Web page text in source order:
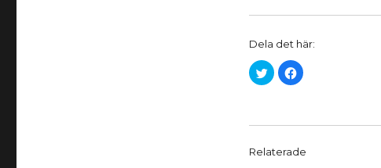
Dela det här:
K
l
f
a
K
l
f
r
a
Relaterade